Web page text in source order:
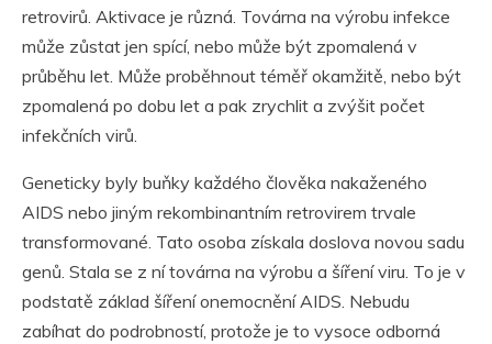
retrovirů. Aktivace je různá. Továrna na výrobu infekce
může zůstat jen spící, nebo může být zpomalená v
průběhu let. Může proběhnout téměř okamžitě, nebo být
zpomalená po dobu let a pak zrychlit a zvýšit počet
infekčních virů.
Geneticky byly buňky každého člověka nakaženého
AIDS nebo jiným rekombinantním retrovirem trvale
transformované. Tato osoba získala doslova novou sadu
genů. Stala se z ní továrna na výrobu a šíření viru. To je v
podstatě základ šíření onemocnění AIDS. Nebudu
zabíhat do podrobností, protože je to vysoce odborná